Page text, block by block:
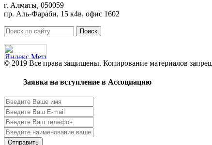
г. Алматы, 050059
пр. Аль-Фараби, 15 к4в, офис 1602
© 2019 Все права защищены. Копирование материалов
Заявка на вступление в Ассоциацию